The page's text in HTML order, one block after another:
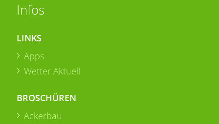
Infos
LINKS
Apps
Wetter Aktuell
BROSCHÜREN
Ackerbau